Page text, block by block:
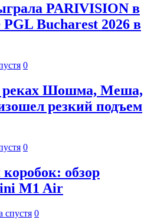
PARIVISION в
Bucharest 2026 в
0
реках Шошма, Меша,
резкий подъем
0
обзор
M1 Air
спустя 0